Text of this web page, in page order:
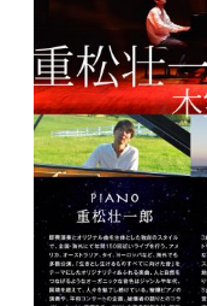
作品
オンライン
ギャラリー
日々のレポート
Specials